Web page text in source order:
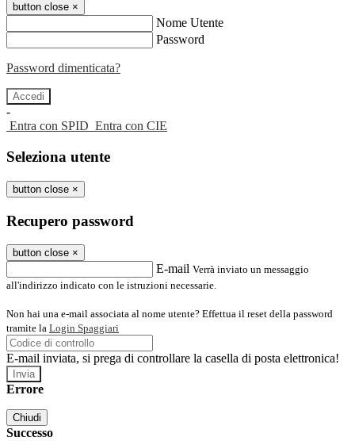
button close ×
Nome Utente
Password
Password dimenticata?
-
Entra con SPID Entra con CIE
Seleziona utente
button close ×
Recupero password
button close ×
E-mail Verrà inviato un messaggio
all'indirizzo indicato con le istruzioni necessarie.
Non hai una e-mail associata al nome utente? Effettua il reset della password
tramite la Login Spaggiari
E-mail inviata, si prega di controllare la casella di posta elettronica!
Errore
Chiudi
Successo